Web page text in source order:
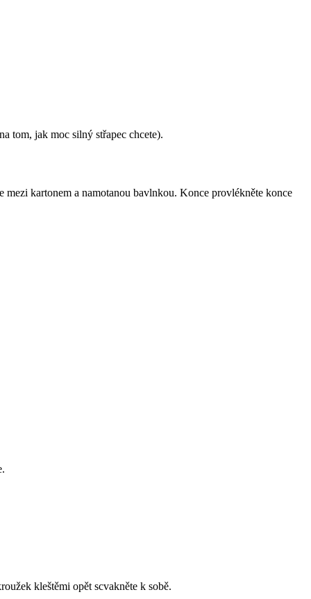
tom, jak moc silný střapec chcete).
kartonem a namotanou bavlnkou. Konce provlékněte konce
kleštěmi opět scvakněte k sobě.